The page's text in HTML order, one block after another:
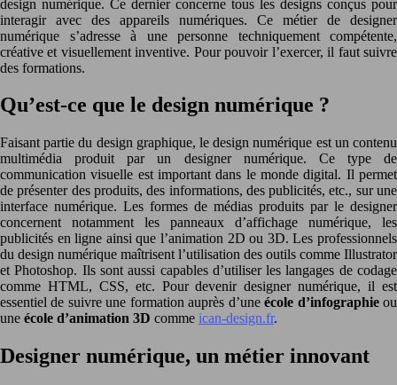
design numérique. Ce dernier concerne tous les designs conçus pour
interagir avec des appareils numériques. Ce métier de designer
numérique s’adresse à une personne techniquement compétente,
créative et visuellement inventive. Pour pouvoir l’exercer, il faut suivre
des formations.
Qu’est-ce que le design numérique ?
Faisant partie du design graphique, le design numérique est un contenu
multimédia produit par un designer numérique. Ce type de
communication visuelle est important dans le monde digital. Il permet
de présenter des produits, des informations, des publicités, etc., sur une
interface numérique. Les formes de médias produits par le designer
concernent notamment les panneaux d’affichage numérique, les
publicités en ligne ainsi que l’animation 2D ou 3D. Les professionnels
du design numérique maîtrisent l’utilisation des outils comme Illustrator
et Photoshop. Ils sont aussi capables d’utiliser les langages de codage
comme HTML, CSS, etc. Pour devenir designer numérique, il est
essentiel de suivre une formation auprès d’uneécole d’infographieou
une école d’animation 3D comme ican-design.fr.
Designer numérique, un métier innovant